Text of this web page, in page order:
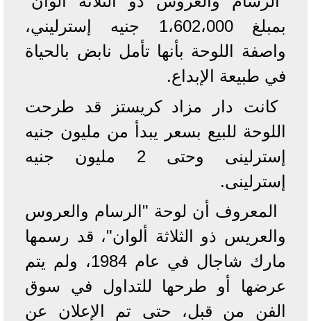
بمبلغ 1،602،000 جنيه إسترليني،
واصفة اللوحة بأنها تأمل نابض بالحياة
في طبيعة الإبداع.
كانت دار مزاد كريستز قد طرحت
اللوحة للبيع بسعر يبدأ من مليون جنيه
إسترلينى وحتى 2 مليون جنيه
إسترلينى.
المعروف أن لوحة "الرسام والعروس
والعريس ذو الثلاثة ألوان"، قد رسمها
مارك شاجال في عام 1984، ولم يتم
عرضها أو طرحها للتداول في سوق
الفن من قبل، حتى تم الإعلان عن